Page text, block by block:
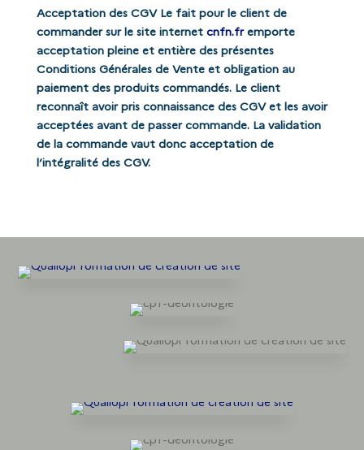
Acceptation des CGV Le fait pour le client de
commander sur le site internet cnfn.fremporte
acceptation pleine et entière des présentes
Conditions Générales de Vente et obligation au
paiement des produits commandés. Le client
reconnaît avoir pris connaissance des CGV et les avoir
acceptées avant de passer commande. La validation
de la commande vaut donc acceptation de
l’intégralité des CGV.